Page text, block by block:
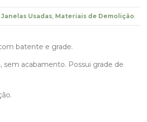
Janelas Usadas Materiais de Demolição
batente e grade.
sem acabamento. Possui grade de